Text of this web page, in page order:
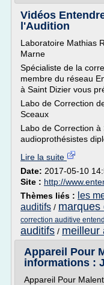
Vidéos
l'Audition
Laboratoire Mathias
Marne
Spécialiste de la
membre du réseau
à Saint Dizier vous
Labo de Correction
Sceaux
Labo de Correction à
audioprothésistes
Lire la suite
Date: 2017-05-10
Site : http://
Thèmes liés : les
auditifs / marques
correction auditive
auditifs / meilleur
Appareil Pour
informations :
Appareil Pour